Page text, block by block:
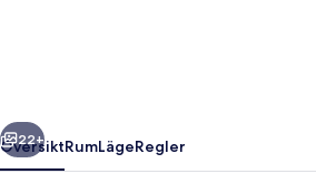
Nästa
22+
ÖversiktRumLägeRegler